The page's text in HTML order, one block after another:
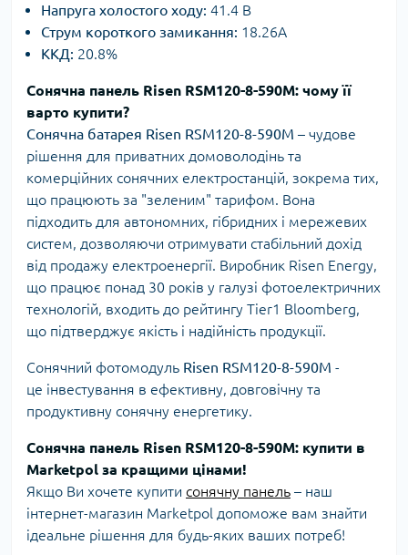
Напруга холостого ходу: 41.4 В
Струм короткого замикання: 18.26А
ККД: 20.8%
Cонячна панель Risen RSM120-8-590M: чому її
варто купити?
Сонячна батарея Risen RSM120-8-590M – чудове
рішення для приватних домоволодінь та
комерційних сонячних електростанцій, зокрема тих,
що працюють за "зеленим" тарифом. Вона
підходить для автономних, гібридних і мережевих
систем, дозволяючи отримувати стабільний дохід
від продажу електроенергії. Виробник Risen Energy,
що працює понад 30 років у галузі фотоелектричних
технологій, входить до рейтингу Tier1 Bloomberg,
що підтверджує якість і надійність продукції.
Сонячний фотомодуль Risen RSM120-8-590M -
це інвестування в ефективну, довговічну та
продуктивну сонячну енергетику.
Сонячна панель Risen RSM120-8-590M: купити в
Marketpol за кращими цінами!
Якщо Ви хочете купити сонячну панель – наш
інтернет-магазин Marketpol допоможе вам знайти
ідеальне рішення для будь-яких ваших потреб!